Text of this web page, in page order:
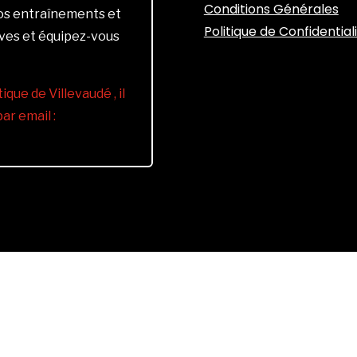
entraînements et
et équipez-vous
de Villevaudé , il
email :
Conditions Générales
Politique de